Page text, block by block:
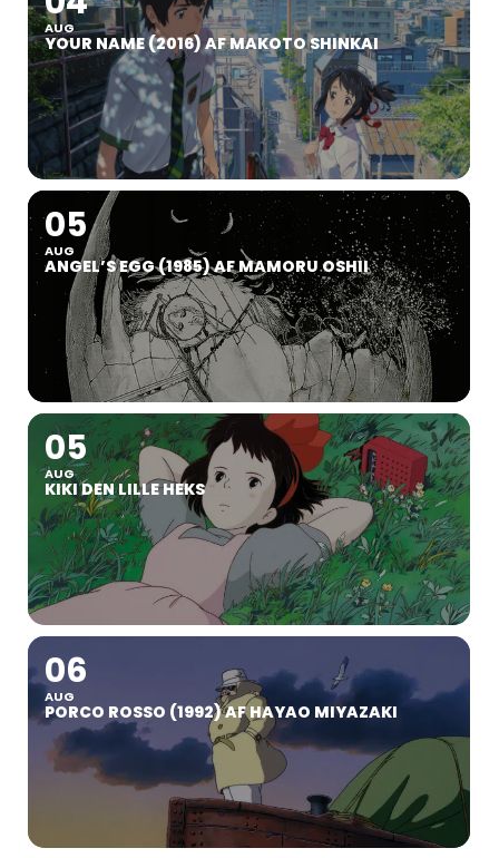
AUG
YOUR NAME (2016) AF MAKOTO SHINKAI
05
AUG
ANGEL’S EGG (1985) AF MAMORU OSHII
05
AUG
KIKI DEN LILLE HEKS
06
AUG
PORCO ROSSO (1992) AF HAYAO MIYAZAKI